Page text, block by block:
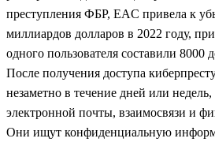
преступления ФБР, EAC привела к
миллиардов долларов в 2022 году,
одного пользователя составили 8000
После получения доступа
незаметно в течение дней или
электронной почты, взаимосвязи и
Они ищут конфиденциальную